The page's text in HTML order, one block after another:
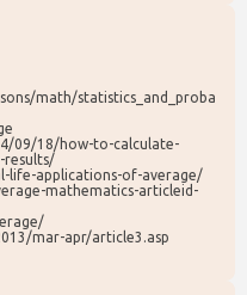
math/statistics_and_proba
results/
life-applications-of-average/
mar-apr/article3.asp